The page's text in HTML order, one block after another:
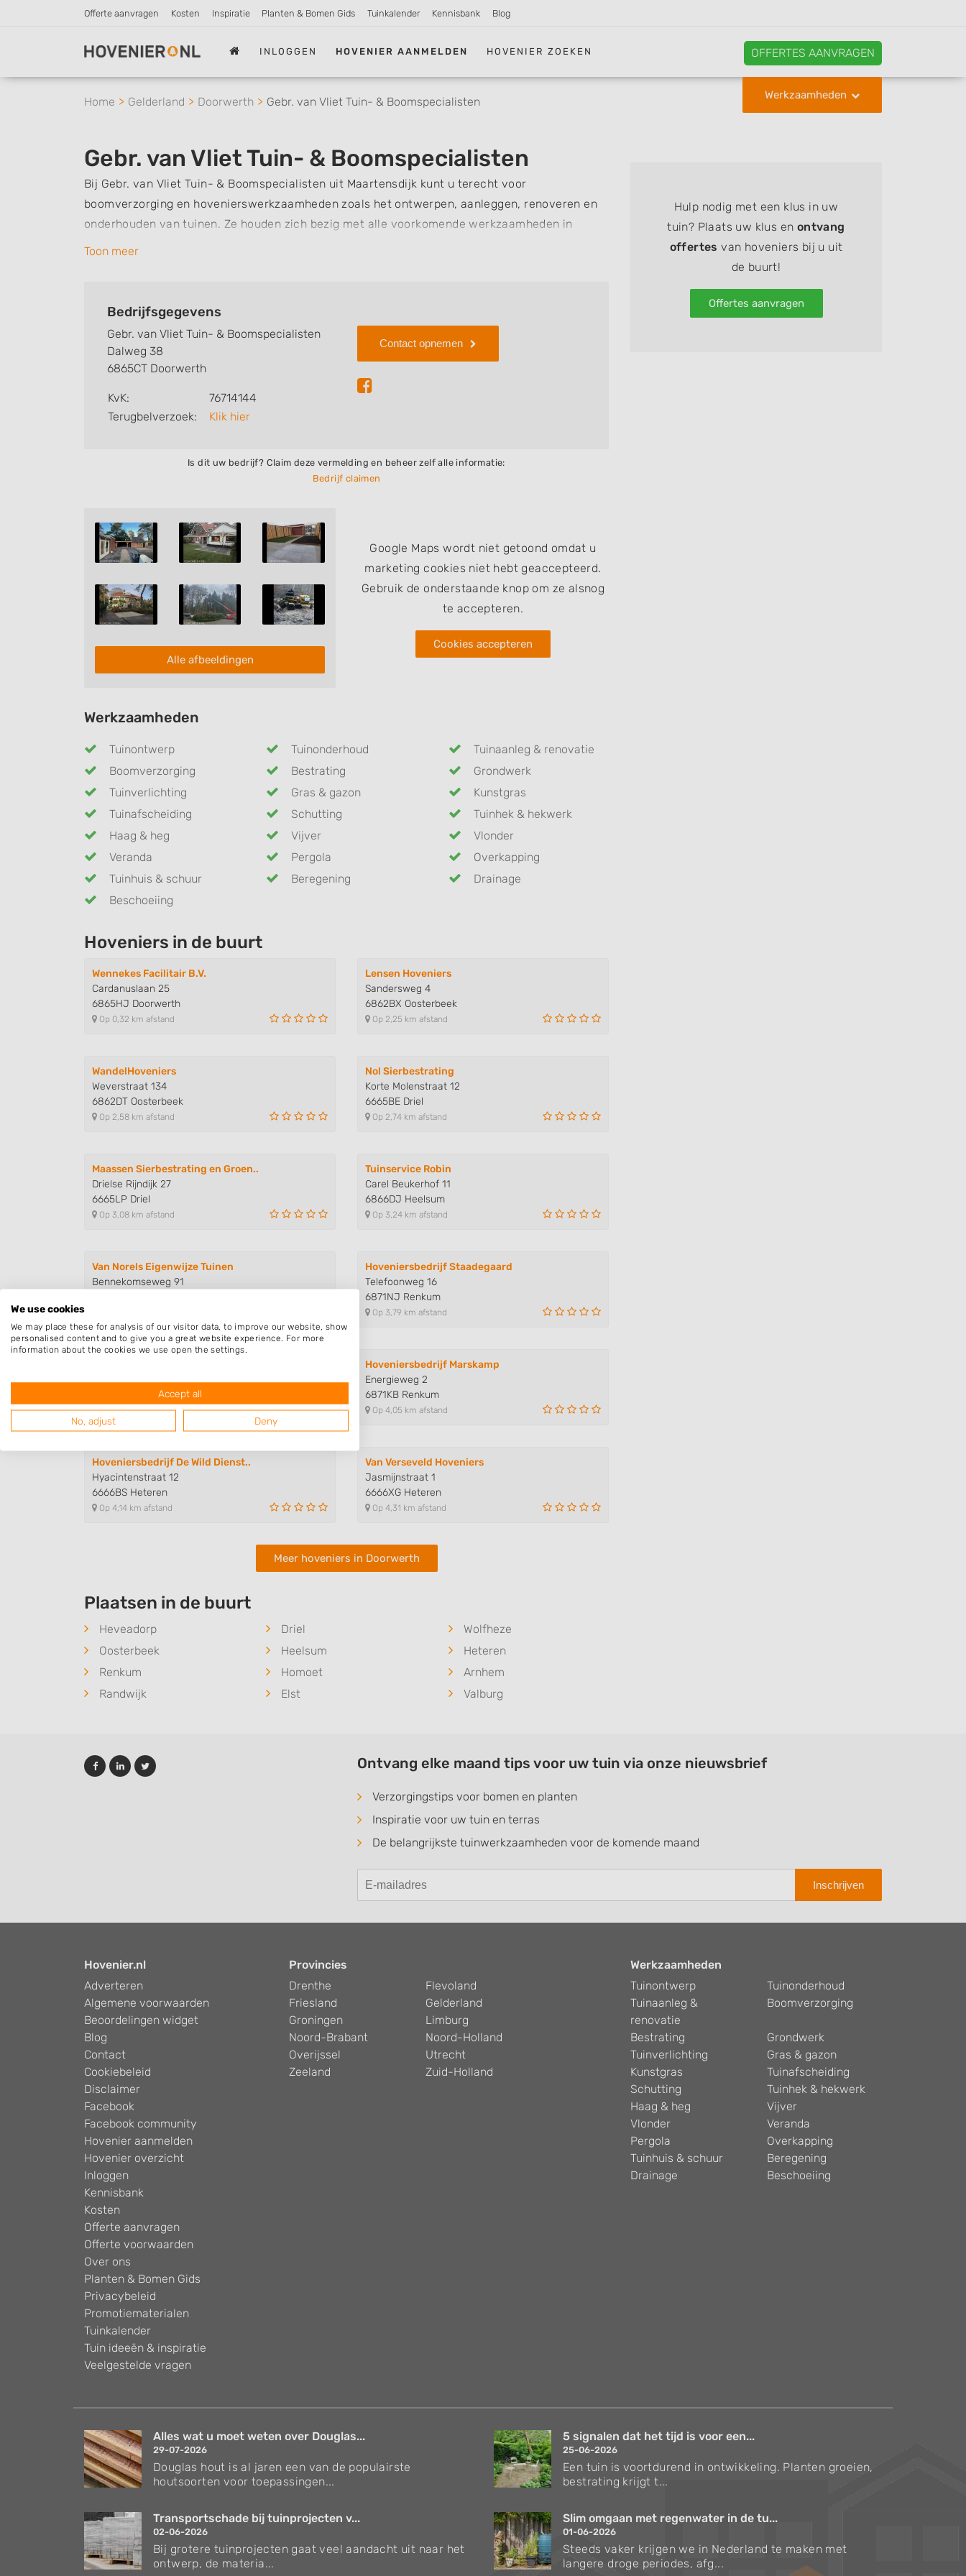
Offerte aanvragen Kosten Inspiratie Planten & Bomen Gids Tuinkalender Kennisbank Blog
INLOGGEN HOVENIER AANMELDEN HOVENIER ZOEKEN OFFERTES AANVRAGEN
Werkzaamheden
Home Gelderland Doorwerth Gebr. van Vliet Tuin- & Boomspecialisten
Gebr. van Vliet Tuin- & Boomspecialisten
Bij Gebr. van Vliet Tuin- & Boomspecialisten uit Maartensdijk kunt u terecht voor
boomverzorging en hovenierswerkzaamheden zoals het ontwerpen, aanleggen, renoveren en
onderhouden van tuinen. Ze houden zich bezig met alle voorkomende werkzaamheden in
tuinen, parken en natuur. De klantenkring bestaat uit particulieren met tuinen die uiteenlopen
van zijn hoveniersopleiding in 2005 gestart met zijn onderneming, waar zijn broer Arjan van
Vliet eerst zijn focus heeft gelegd op boomverzorging. Vanaf 2017 zijn ze gaan samenwerken
en in 2020 is deze samenwerking bekrachtigd met de oprichting van Gebr. van Vliet Tuin- &
Boomspecialisten. Het bedrijf heeft een aantal vaste medewerkers in dienst, waardoor ze
beschikken over verschillende specialismen zoals straatwerk, timmerwerk, vijvers,
tuinverlichting, boomverzorging, plantenkennis en tuinonderhoud. Kortom, een compleet team
dat alles voor u in de tuin kan verzorgen. Bij interesse in de diensten van Gebr. van Vliet Tuin-
informeren naar de mogelijkheden.
Toon meer
Bedrijfsgegevens
Gebr. van Vliet Tuin- & Boomspecialisten
Dalweg 38
6865CT Doorwerth
KvK:
76714144
Terugbelverzoek:
Klik hier
Contact opnemen
Is dit uw bedrijf? Claim deze vermelding en beheer zelf alle informatie:
Bedrijf claimen
Alle afbeeldingen
Google Maps wordt niet getoond omdat u
marketing cookies niet hebt geaccepteerd.
Gebruik de onderstaande knop om ze alsnog
te accepteren.
Cookies accepteren
Werkzaamheden
Tuinontwerp Tuinonderhoud
Tuinaanleg & renovatie
Boomverzorging
Bestrating
Grondwerk
Tuinverlichting
Gras & gazon
Kunstgras
Tuinafscheiding
Schutting
Tuinhek & hekwerk
Haag & heg
Vijver
Vlonder
Veranda
Pergola
Overkapping
Tuinhuis & schuur
Beregening
Drainage
Beschoeiing
Hoveniers in de buurt
Wennekes Facilitair B.V.
Cardanuslaan 25
6865HJ Doorwerth
Op 0,32 km afstand
Lensen Hoveniers
Sandersweg 4
6862BX Oosterbeek
Op 2,25 km afstand
WandelHoveniers
Weverstraat 134
6862DT Oosterbeek
Op 2,58 km afstand
Nol Sierbestrating
Korte Molenstraat 12
6665BE Driel
Op 2,74 km afstand
Maassen Sierbestrating en Groen..
Drielse Rijndijk 27
6665LP Driel
Op 3,08 km afstand
Tuinservice Robin
Carel Beukerhof 11
6866DJ Heelsum
Op 3,24 km afstand
Van Norels Eigenwijze Tuinen
Bennekomseweg 91
Hoveniersbedrijf Staadegaard
Telefoonweg 16
6871NJ Renkum
Op 3,79 km afstand
Evert van Wilpweg 3
6862ZJ Oosterbeek
Op 3,82 km afstand
Hoveniersbedrijf Marskamp
Energieweg 2
6871KB Renkum
Op 4,05 km afstand
Hoveniersbedrijf De Wild Dienst..
Hyacintenstraat 12
6666BS Heteren
Op 4,14 km afstand
Van Verseveld Hoveniers
Jasmijnstraat 1
6666XG Heteren
Op 4,31 km afstand
Meer hoveniers in Doorwerth
Plaatsen in de buurt
Heveadorp Driel
Wolfheze
Oosterbeek
Heelsum
Heteren
Renkum
Homoet
Arnhem
Randwijk
Elst Valburg
Hulp nodig met een klus in uw
tuin? Plaats uw klus en ontvang
offertes van hoveniers bij u uit
de buurt!
Offertes aanvragen
Ontvang elke maand tips voor uw tuin via onze nieuwsbrief
Verzorgingstips voor bomen en planten
Inspiratie voor uw tuin en terras
De belangrijkste tuinwerkzaamheden voor de komende maand
Inschrijven
Hovenier.nl
Adverteren
Algemene voorwaarden
Beoordelingen widget
Blog
Contact
Cookiebeleid
Disclaimer
Facebook
Facebook community
Hovenier aanmelden
Hovenier overzicht
Inloggen
Kennisbank
Kosten
Offerte aanvragen
Offerte voorwaarden
Over ons
Planten & Bomen Gids
Privacybeleid
Promotiematerialen
Tuinkalender
Tuin ideeën & inspiratie
Veelgestelde vragen
Provincies
Drenthe
Flevoland
Friesland
Gelderland
Groningen
Limburg
Noord-Brabant
Noord-Holland
Overijssel
Utrecht
Zeeland
Zuid-Holland
Werkzaamheden
Tuinontwerp
Tuinonderhoud
Tuinaanleg &
renovatie
Boomverzorging
Bestrating
Grondwerk
Tuinverlichting
Gras & gazon
Kunstgras
Tuinafscheiding
Schutting
Tuinhek & hekwerk
Haag & heg
Vijver
Vlonder
Veranda
Pergola
Overkapping
Tuinhuis & schuur
Beregening
Drainage
Beschoeiing
Alles wat u moet weten over Douglas...
29-07-2026
Douglas hout is al jaren een van de populairste
houtsoorten voor toepassingen...
5 signalen dat het tijd is voor een...
25-06-2026
Een tuin is voortdurend in ontwikkeling. Planten groeien,
bestrating krijgt t...
Transportschade bij tuinprojecten v...
02-06-2026
Bij grotere tuinprojecten gaat veel aandacht uit naar het
ontwerp, de materia...
Slim omgaan met regenwater in de tu...
01-06-2026
Steeds vaker krijgen we in Nederland te maken met
langere droge periodes, afg...
We use cookies
We may place these for analysis of our visitor data, to improve our website, show
personalised content and to give you a great website experience. For more
information about the cookies we use open the settings.
Accept all
No, adjust Deny